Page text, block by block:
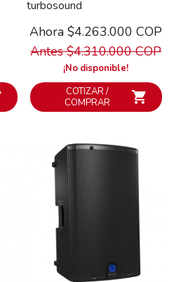
turbosound
Ahora $4.263.000 COP
Antes $4.310.000 COP
¡No disponible!
COTIZAR /
COMPRAR